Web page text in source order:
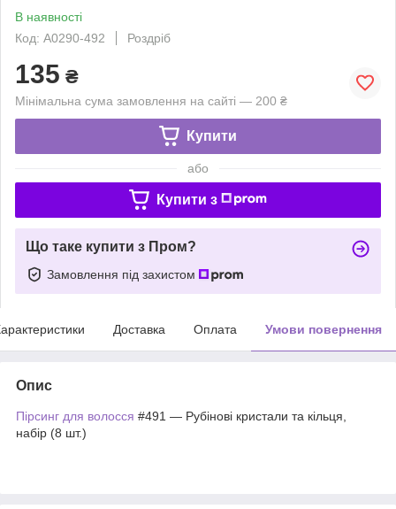
В наявності
Код: A0290-492
Роздріб
135 ₴
Мінімальна сума замовлення на сайті — 200 ₴
Купити
або
Купити з
Що таке купити з Пром?
Замовлення під захистом
Доставка Оплата Умови повернення
Опис
Пірсинг для волосся #491 — Рубінові кристали та кільця,
набір (8 шт.)